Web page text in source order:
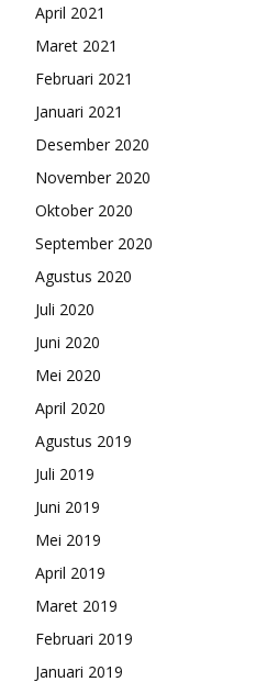
April 2021
Maret 2021
Februari 2021
Januari 2021
Desember 2020
November 2020
Oktober 2020
September 2020
Agustus 2020
Juli 2020
Juni 2020
Mei 2020
April 2020
Agustus 2019
Juli 2019
Juni 2019
Mei 2019
April 2019
Maret 2019
Februari 2019
Januari 2019